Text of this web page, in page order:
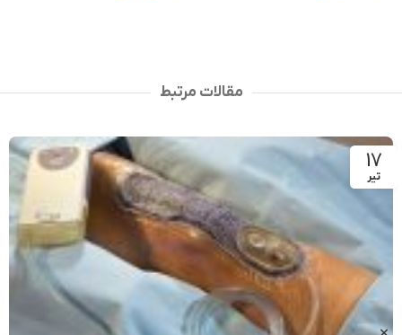
مقالات مرتبط
17
تیر